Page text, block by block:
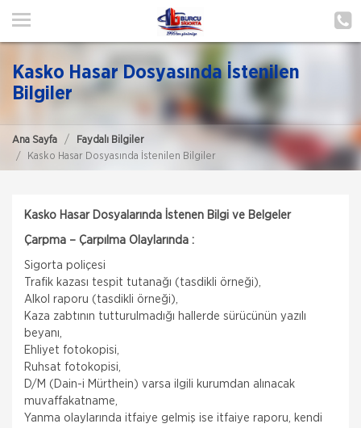
ANA SAYFA
HİZMETLERİMİZ
POLIÇE HATIRLAT
İLETIŞIM
MÜŞTERI GIRIŞI
TEKLİF AL
Kasko Hasar Dosyasında İstenilen
Bilgiler
Ana Sayfa
Faydalı Bilgiler
Kasko Hasar Dosyasında İstenilen Bilgiler
Kasko Hasar Dosyalarında İstenen Bilgi ve Belgeler
Çarpma – Çarpılma Olaylarında :
Sigorta poliçesi
Trafik kazası tespit tutanağı (tasdikli örneği),
Alkol raporu (tasdikli örneği),
Kaza zabtının tutturulmadığı hallerde sürücünün yazılı
beyanı,
Ehliyet fotokopisi,
Ruhsat fotokopisi,
D/M (Dain-i Mürthein) varsa ilgili kurumdan alınacak
muvaffakatname,
Yanma olaylarında itfaiye gelmiş ise itfaiye raporu, kendi